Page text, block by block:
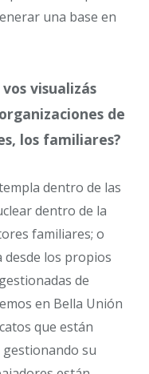
una base en
visualizás
de
los familiares?
dentro de las
dentro de la
familiares; o
desde los propios
de
en Bella Unión
que están
su